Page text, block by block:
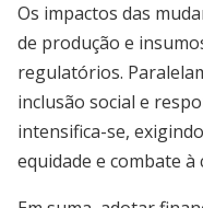
Os impactos das
de produção e
regulatórios.
inclusão social e
intensifica-se,
equidade e combate à